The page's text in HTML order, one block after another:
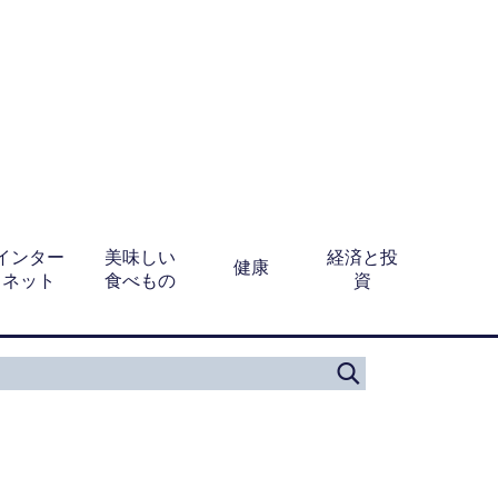
ンター
ネット
美味しい
食べもの
健康
経済と投
資